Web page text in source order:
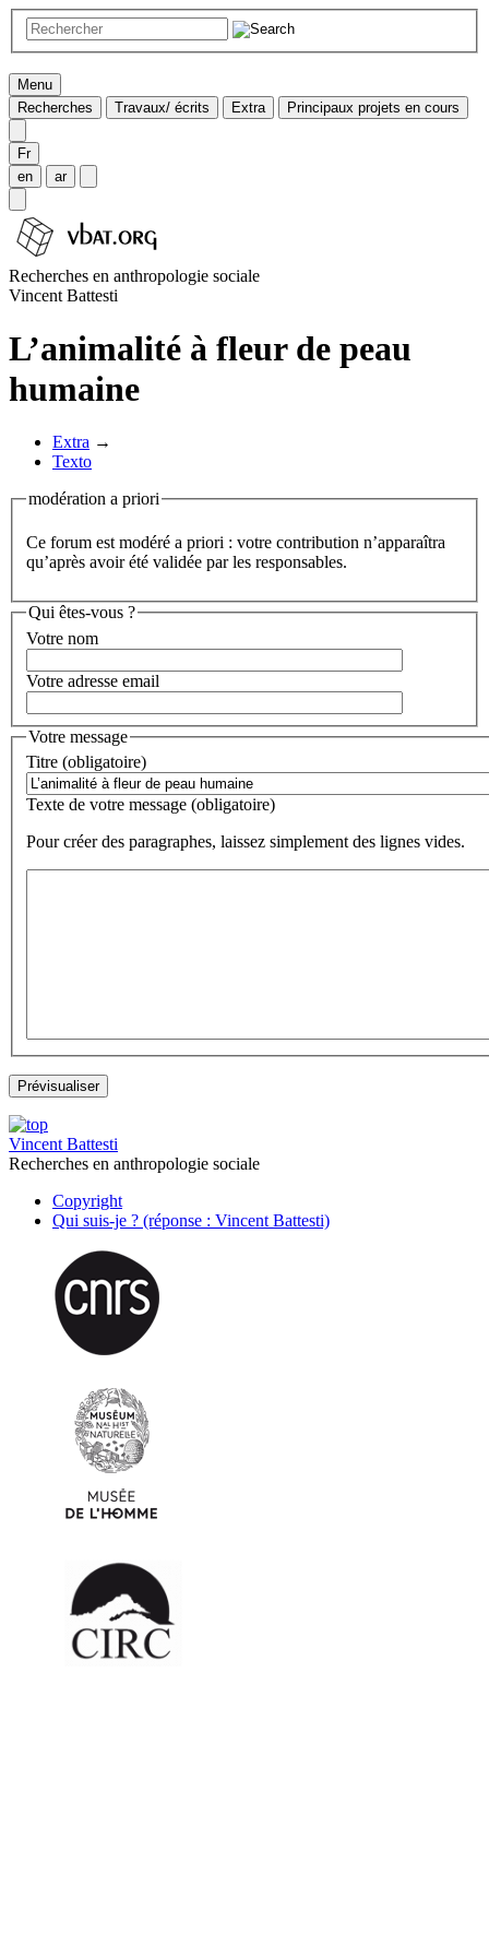
Menu
Recherches
Travaux/ écrits Extra Principaux projets en cours
Fr
en
ar
Recherches en anthropologie sociale
Vincent Battesti
L’animalité à fleur de peau
humaine
Extra →
Texto
modération a priori
Ce forum est modéré a priori : votre contribution n’apparaîtra
qu’après avoir été validée par les responsables.
Qui êtes-vous ?
Votre nom
Votre adresse email
Votre message
Titre (obligatoire)
Texte de votre message (obligatoire)
Pour créer des paragraphes, laissez simplement des lignes vides.
Vincent Battesti
Recherches en anthropologie sociale
Copyright
Qui suis-je ? (réponse : Vincent Battesti)